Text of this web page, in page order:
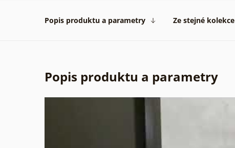
Popis produktu a parametry Ze stejné kolekce
Popis produktu a parametry